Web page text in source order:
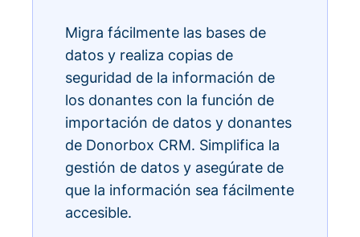
Migra fácilmente las bases de
datos y realiza copias de
seguridad de la información de
los donantes con la función de
importación de datos y donantes
de Donorbox CRM. Simplifica la
gestión de datos y asegúrate de
que la información sea fácilmente
accesible.